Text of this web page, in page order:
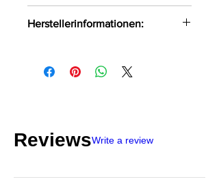
Herstellerinformationen:
Krolewska Street 1
ReviewsWrite a review